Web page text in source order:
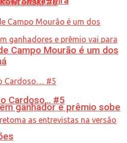
ganhador e prêmio sobe
Campo Mourão é um dos
Cardoso… #5